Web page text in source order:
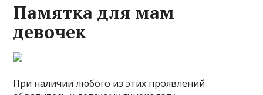
Памятка для мам
девочек
При наличии любого из этих проявлений